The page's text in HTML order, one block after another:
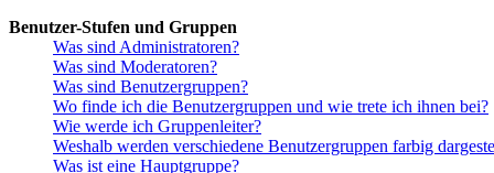
Benutzer-Stufen und Gruppen
Was sind Administratoren?
Was sind Moderatoren?
Was sind Benutzergruppen?
Wo finde ich die Benutzergruppen und wie trete ich ihnen bei?
Wie werde ich Gruppenleiter?
Weshalb werden verschiedene Benutzergruppen farbig
Was ist eine Hauptgruppe?